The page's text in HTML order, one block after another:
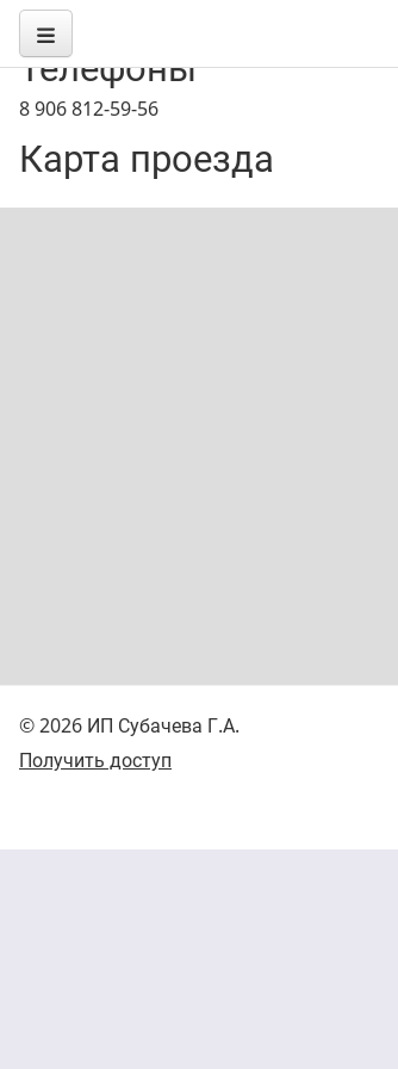
Телефоны
8 906 812-59-56
Карта проезда
© 2026 ИП Субачева Г.А.
Получить доступ